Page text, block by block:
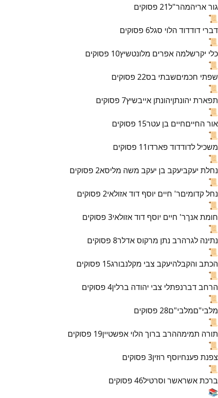
גור אריהמהר"ל21 פסוקים
📜
דברי דודדוד הלוי סגל6 פסוקים
📜
כלי יקרשלמה אפרים מלונטשיץ10 פסוקים
📜
שפתי חכמיםשבתי בס22 פסוקים
📜
תפארת יהונתןיהונתן אייבשיץ7 פסוקים
📜
אור החייםחיים בן עטר15 פסוקים
📜
משכיל לדודדוד פארדו11 פסוקים
📜
נחלת יעקביעקב בן יעקב משה מליסא2 פסוקים
📜
נחל קדומיםר' חיים יוסף דוד אזולאי2 פסוקים
📜
חומת אנךר' חיים יוסף דוד אזולאי3 פסוקים
📜
נתינה לגרהרב נתן מרקוס אדלר8 פסוקים
📜
הכתב והקבלהיעקב צבי מקלנבורג15 פסוקים
📜
הרחב דברנפתלי צבי יהודה ברלין4 פסוקים
📜
מלבי"םמלבי"ם28 פסוקים
📜
תורה תמימההרב ברוך הלוי אפשטיין19 פסוקים
📜
צפנת פענחיוסף רוזין3 פסוקים
📜
ברכת אשראשר וסרטיל46 פסוקים
📚